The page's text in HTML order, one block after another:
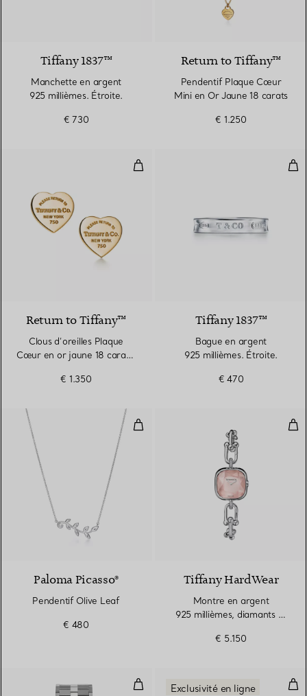
Tiffany 1837™
Manchette en argent
925 millièmes. Étroite.
€ 730
Return to Tiffany™
Pendentif Plaque Cœur
Mini en Or Jaune 18 carats
€ 1.250
Clous d’oreilles Plaque Cœur en
Return to Tiffany™
Clous d’oreilles Plaque
Cœur en or jaune 18 carats.
€ 1.350
Tiffany 1837™
Bague en argent
925 millièmes. Étroite.
€ 470
Pendentif Olive Leaf
Paloma Picasso®
Pendentif Olive Leaf
€ 480
Tiffany HardWear
Montre en argent
925 millièmes, diamants et
€ 5.150
Montre27 mm en acier
Exclusivité en ligne